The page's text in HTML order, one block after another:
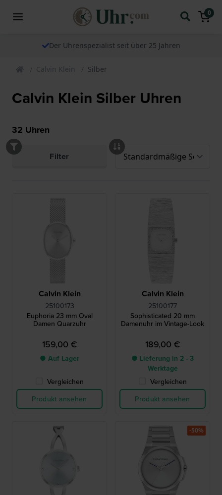
0
Der Uhrenspezialist seit über 25 Jahren
Calvin Klein Silber
Calvin Klein Silber Uhren
32 Uhren
Filter
Calvin Klein
25100173
Euphoria 23 mm Oval
Damen Quarzuhr
159,00 €
● Auf Lager
Vergleichen
Produkt ansehen
Calvin Klein
25100177
Sophisticated 20 mm
Damenuhr im Vintage-Look
189,00 €
● Lieferung in 2 - 3
Werktage
Vergleichen
Produkt ansehen
-50%